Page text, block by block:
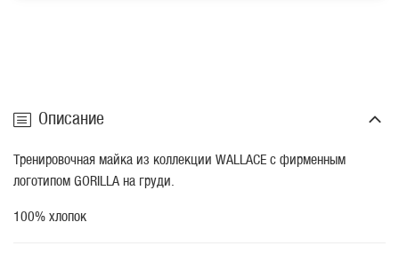
Описание
Тренировочная майка из коллекции WALLACE c фирменным
логотипом GORILLA на груди.
100% хлопок